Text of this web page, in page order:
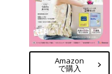
Amazon
で購入